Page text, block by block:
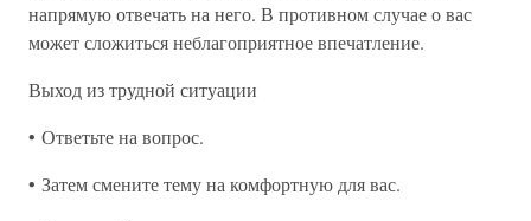
напрямую отвечать на него. В противном случае о вас
может сложиться неблагоприятное впечатление.
Выход из трудной ситуации
• Ответьте на вопрос.
• Затем смените тему на комфортную для вас.